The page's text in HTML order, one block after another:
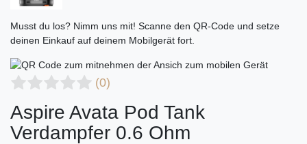
Musst du los? Nimm uns mit! Scanne den QR-Code und setze
deinen Einkauf auf deinem Mobilgerät fort.
(0)
Aspire Avata Pod Tank
Verdampfer 0.6 Ohm